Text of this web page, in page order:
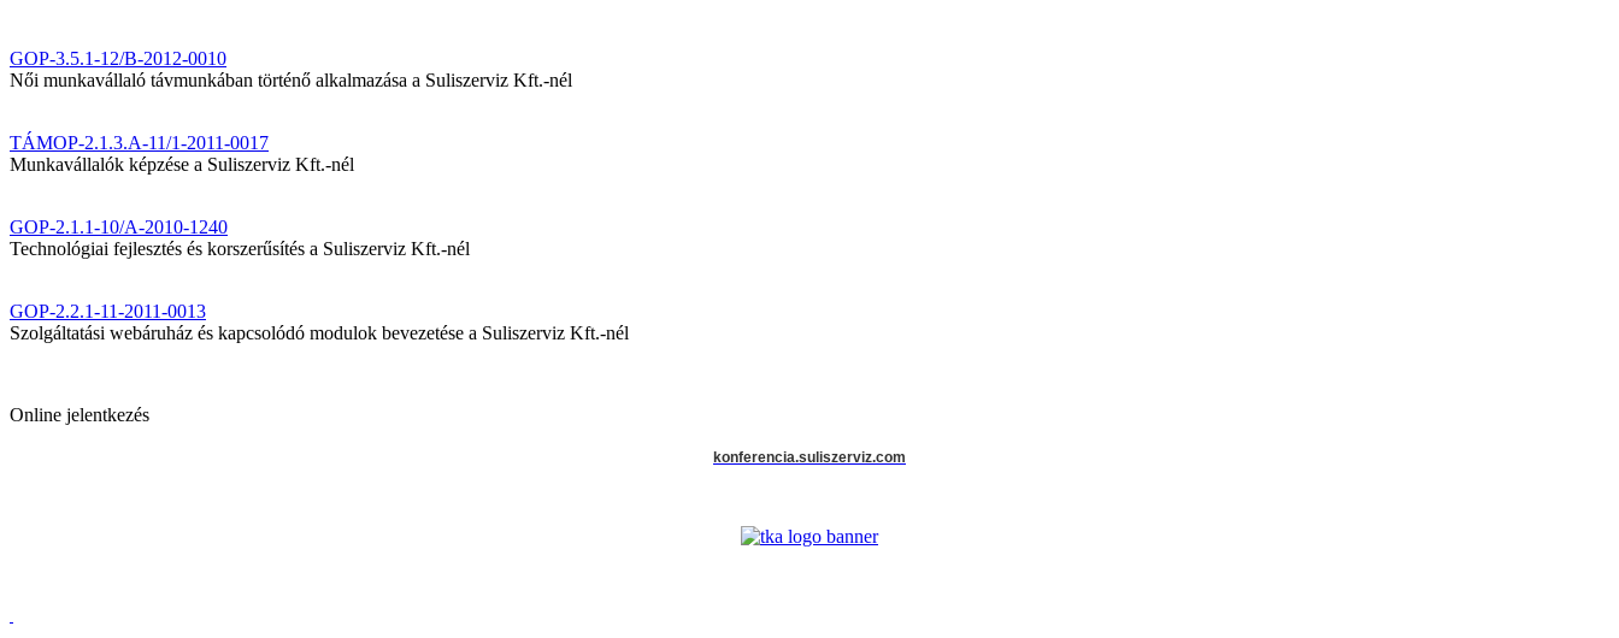
GOP-3.5.1-12/B-2012-0010
Női munkavállaló távmunkában történő alkalmazása a Suliszerviz Kft.-nél
TÁMOP-2.1.3.A-11/1-2011-0017
Munkavállalók képzése a Suliszerviz Kft.-nél
GOP-2.1.1-10/A-2010-1240
Technológiai fejlesztés és korszerűsítés a Suliszerviz Kft.-nél
GOP-2.2.1-11-2011-0013
Szolgáltatási webáruház és kapcsolódó modulok bevezetése a Suliszerviz Kft.-nél
Online jelentkezés
konferencia.suliszerviz.com